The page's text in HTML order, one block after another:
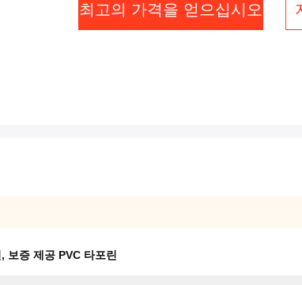
최고의 가격을 얻으십시오
, 보증 제공 PVC 타포린